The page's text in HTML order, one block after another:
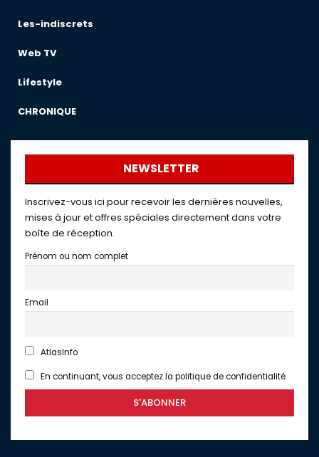
Les-indiscrets
Web TV
Lifestyle
CHRONIQUE
NEWSLETTER
Inscrivez-vous ici pour recevoir les dernières nouvelles,
mises à jour et offres spéciales directement dans votre
boîte de réception.
Prénom ou nom complet
Email
AtlasInfo
En continuant, vous acceptez la politique de confidentialité